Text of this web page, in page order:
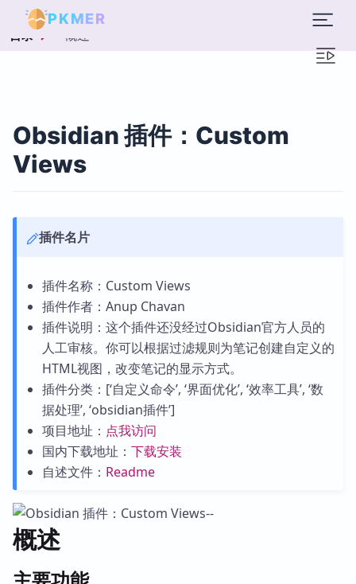
PKMER
目录 概述
Obsidian 插件：Custom
Views
插件名片
插件名称：Custom Views
插件作者：Anup Chavan
插件说明：这个插件还没经过Obsidian官方人员的
人工审核。你可以根据过滤规则为笔记创建自定义的
HTML视图，改变笔记的显示方式。
插件分类：[‘自定义命令’, ‘界面优化’, ‘效率工具’, ‘数
据处理’, ‘obsidian插件’]
项目地址： 点我访问
国内下载地址： 下载安装
自述文件： Readme
概述